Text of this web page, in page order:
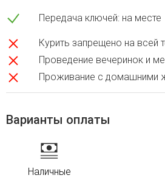
Передача ключей: на месте
Курить запрещено на всей
Проведение вечеринок и
Проживание с домашними
Варианты оплаты
Наличные